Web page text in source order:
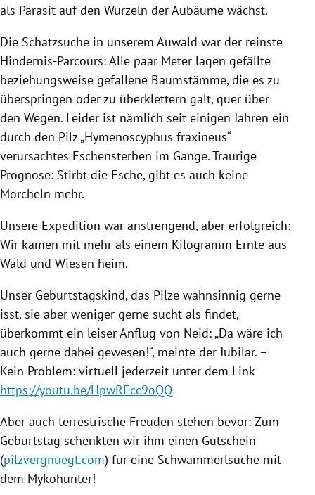
als Parasit auf den Wurzeln der Aubäume wächst.
Die Schatzsuche in unserem Auwald war der reinste
Hindernis-Parcours: Alle paar Meter lagen gefällte
beziehungsweise gefallene Baumstämme, die es zu
überspringen oder zu überklettern galt, quer über
den Wegen. Leider ist nämlich seit einigen Jahren ein
durch den Pilz „Hymenoscyphus fraxineus“
verursachtes Eschensterben im Gange. Traurige
Prognose: Stirbt die Esche, gibt es auch keine
Morcheln mehr.
Unsere Expedition war anstrengend, aber erfolgreich:
Wir kamen mit mehr als einem Kilogramm Ernte aus
Wald und Wiesen heim.
Unser Geburtstagskind, das Pilze wahnsinnig gerne
isst, sie aber weniger gerne sucht als findet,
überkommt ein leiser Anflug von Neid: „Da wäre ich
auch gerne dabei gewesen!“, meinte der Jubilar. –
Kein Problem: virtuell jederzeit unter dem Link
https://youtu.be/HpwREcc9oQQ
Aber auch terrestrische Freuden stehen bevor: Zum
Geburtstag schenkten wir ihm einen Gutschein
(pilzvergnuegt.com) für eine Schwammerlsuche mit
dem Mykohunter!